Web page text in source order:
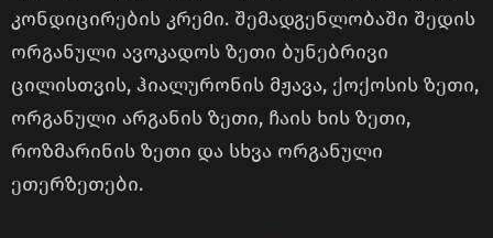
კონდიცირების კრემი. შემადგენლობაში შედის
ორგანული ავოკადოს ზეთი ბუნებრივი
ცილისთვის, ჰიალურონის მჟავა, ქოქოსის ზეთი,
ორგანული არგანის ზეთი, ჩაის ხის ზეთი,
როზმარინის ზეთი და სხვა ორგანული
ეთერზეთები.